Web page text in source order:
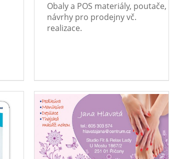
Obaly a POS materiály, poutače,
návrhy pro prodejny vč.
realizace.